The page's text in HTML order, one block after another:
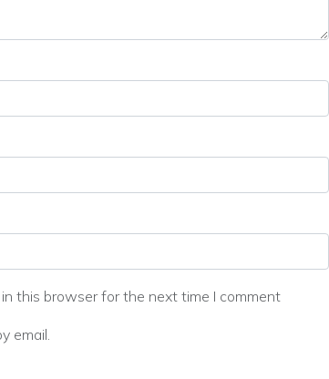
this browser for the next time I comment
email.